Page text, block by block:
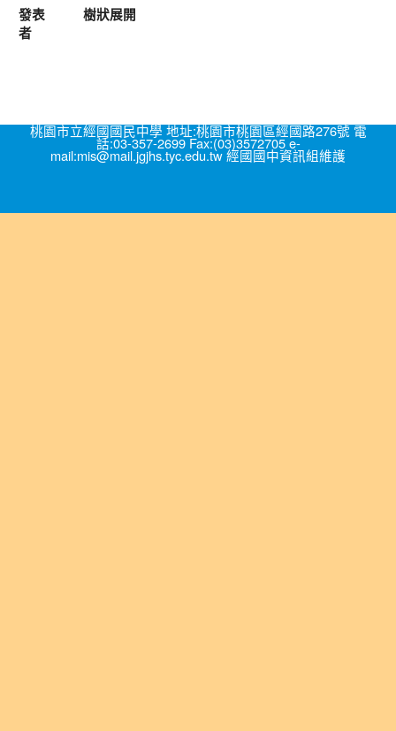
發表
者
樹狀展開
桃園市立經國國民中學 地址:桃園市桃園區經國路276號 電
話:03-357-2699 Fax:(03)3572705 e-
mail:mis@mail.jgjhs.tyc.edu.tw 經國國中資訊組維護